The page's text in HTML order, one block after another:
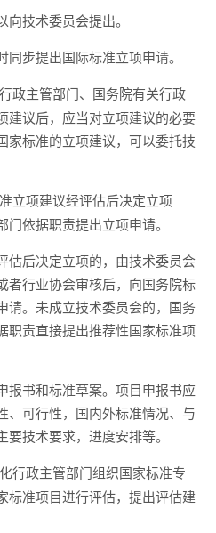
技术委员会提出。
步提出国际标准立项申请。
政主管部门、国务院有关行政
建议后，应当对立项建议的必要
家标准的立项建议，可以委托技
立项建议经评估后决定立项
依据职责提出立项申请。
估后决定立项的，由技术委员会
者行业协会审核后，向国务院标
请。未成立技术委员会的，国务
职责直接提出推荐性国家标准项
报书和标准草案。项目申报书应
、可行性，国内外标准情况、与
技术要求，进度安排等。
行政主管部门组织国家标准专
标准项目进行评估，提出评估建